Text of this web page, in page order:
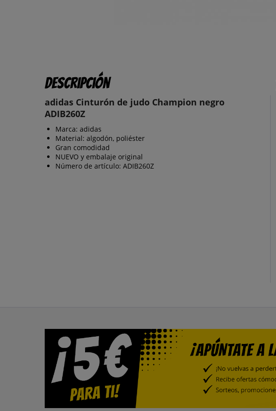
Descripción
adidas Cinturón de judo Champion negro
ADIB260Z
Marca: adidas
Material: algodón, poliéster
Gran comodidad
NUEVO y embalaje original
Número de artículo: ADIB260Z